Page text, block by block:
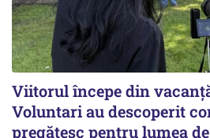
Viitorul începe din
Voluntari au descoperit
pregătesc pentru lumea